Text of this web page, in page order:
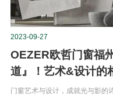
产品
品牌
案例
2023-09-27
OEZER欧哲门窗福
道』！艺术&设计的
门窗艺术与设计，成就光与影的